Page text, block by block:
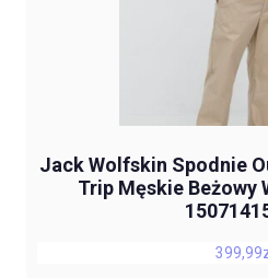
Jack Wolfskin Spodnie
Trip Męskie Beżowy
399,99